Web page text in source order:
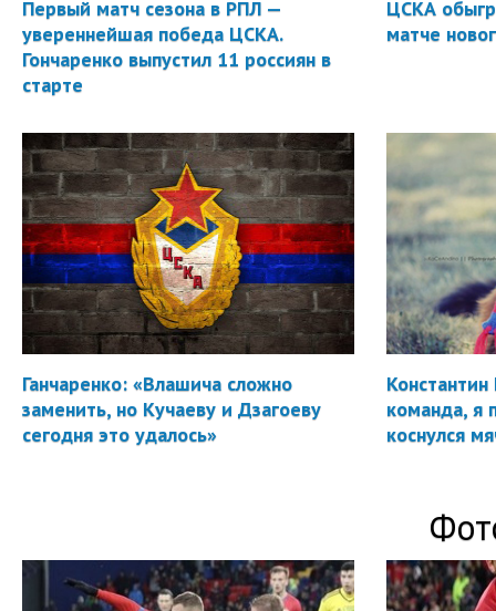
Первый матч сезона в РПЛ —
увереннейшая победа ЦСКА.
Гончаренко выпустил 11 россиян в
старте
ЦСКА
матче
Ганчаренко: «Влашича сложно
заменить, но Кучаеву и Дзагоеву
сегодня это удалось»
Константин
команда, я
коснулся